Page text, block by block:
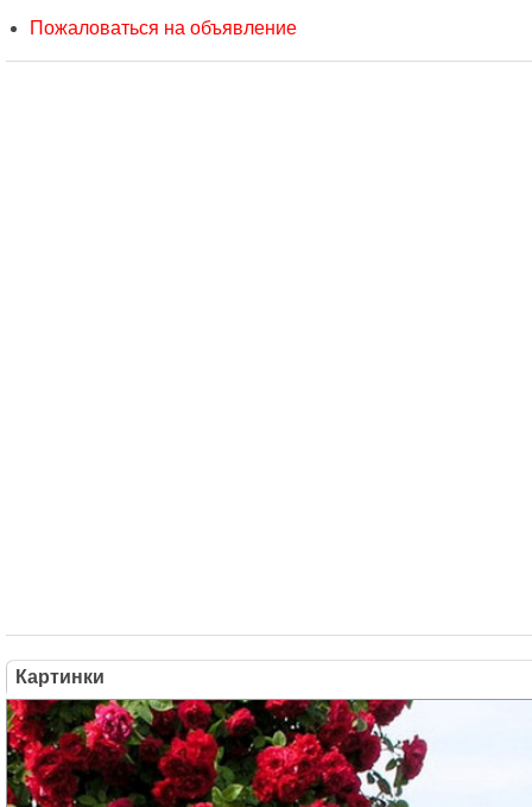
Пожаловаться на объявление
Картинки